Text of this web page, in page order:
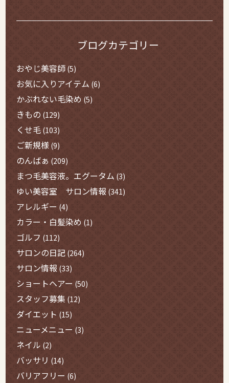
ブログカテゴリー
おやじ美容師 (5)
お気に入りアイテム (6)
かぶれない毛染め (5)
きもの (129)
くせ毛 (103)
ご新規様 (9)
のんばぁ (209)
まつ毛美容液。エグータム (3)
ゆい美容室 サロン情報 (341)
アレルギー (4)
カラー・白髪染め (1)
ゴルフ (112)
サロンの日記 (264)
サロン情報 (33)
ショートヘアー (50)
スタッフ募集 (12)
ダイエット (15)
ニューメニュー (3)
ネイル (2)
バッサリ (14)
バリアフリー (6)